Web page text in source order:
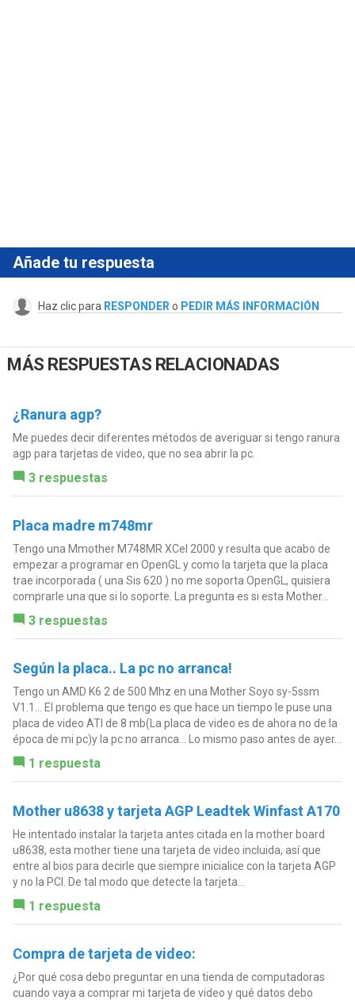
Añade tu respuesta
Haz clic para RESPONDER o PEDIR MÁS INFORMACIÓN
MÁS RESPUESTAS RELACIONADAS
¿Ranura agp?
Me puedes decir diferentes métodos de averiguar si tengo ranura
agp para tarjetas de video, que no sea abrir la pc.
3 respuestas
Placa madre m748mr
Tengo una Mmother M748MR XCel 2000 y resulta que acabo de
empezar a programar en OpenGL y como la tarjeta que la placa
trae incorporada ( una Sis 620 ) no me soporta OpenGL, quisiera
comprarle una que si lo soporte. La pregunta es si esta Mother...
3 respuestas
Según la placa.. La pc no arranca!
Tengo un AMD K6 2 de 500 Mhz en una Mother Soyo sy-5ssm
V1.1... El problema que tengo es que hace un tiempo le puse una
placa de video ATI de 8 mb(La placa de video es de ahora no de la
época de mi pc)y la pc no arranca... Lo mismo paso antes de ayer...
1 respuesta
Mother u8638 y tarjeta AGP Leadtek Winfast A170
He intentado instalar la tarjeta antes citada en la mother board
u8638, esta mother tiene una tarjeta de video incluida, así que
entre al bios para decirle que siempre inicialice con la tarjeta AGP
y no la PCI. De tal modo que detecte la tarjeta...
1 respuesta
Compra de tarjeta de video:
¿Por qué cosa debo preguntar en una tienda de computadoras
cuando vaya a comprar mi tarjeta de video y qué datos debo